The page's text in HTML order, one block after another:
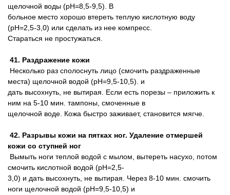
щелочной воды (pH=8,5-9,5). В
больное место хорошо втереть теплую кислотную воду
(pH=2,5-3,0) или сделать из нее компресс.
Стараться не простужаться.
41. Раздражение кожи
Несколько раз сполоснуть лицо (смочить раздраженные
места) щелочной водой (pH=9,5-10,5). и
дать высохнуть, не вытирая. Если есть порезы – приложить к
ним на 5-10 мин. тампоны, смоченные в
щелочной воде. Кожа быстро заживает, становится мягче.
42. Разрывы кожи на пятках ног. Удаление отмершей
кожи со ступней ног
Вымыть ноги теплой водой с мылом, вытереть насухо, потом
смочить кислотной водой (pH=2,5-
3,0) и дать высохнуть, не вытирая. Через 8-10 мин. смочить
ноги щелочной водой (pH=9,5-10,5) и